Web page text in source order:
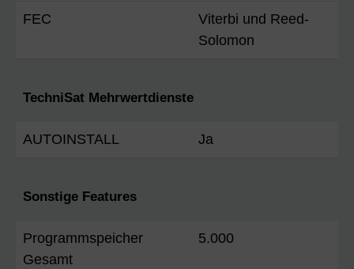
FEC
Viterbi und Reed-
Solomon
TechniSat Mehrwertdienste
AUTOINSTALL Ja
Sonstige Features
Programmspeicher
Gesamt
5.000